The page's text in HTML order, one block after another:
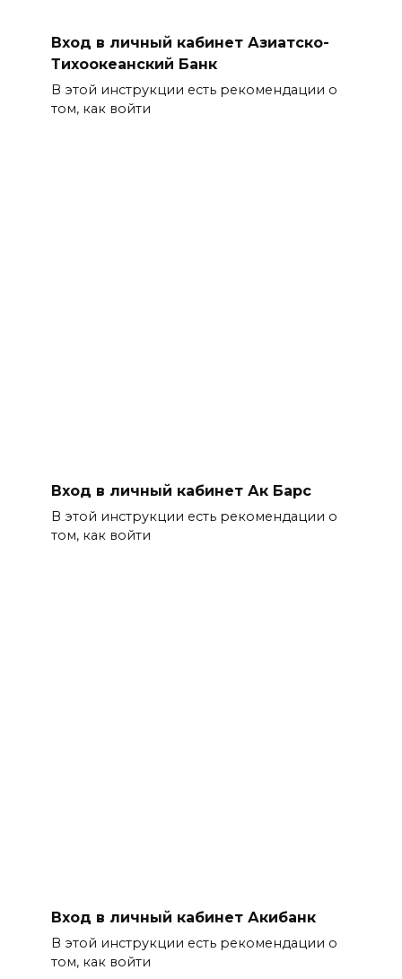
Вход в личный кабинет Азиатско-
Тихоокеанский Банк
В этой инструкции есть рекомендации о
том, как войти
Вход в личный кабинет Ак Барс
В этой инструкции есть рекомендации о
том, как войти
Вход в личный кабинет Акибанк
В этой инструкции есть рекомендации о
том, как войти